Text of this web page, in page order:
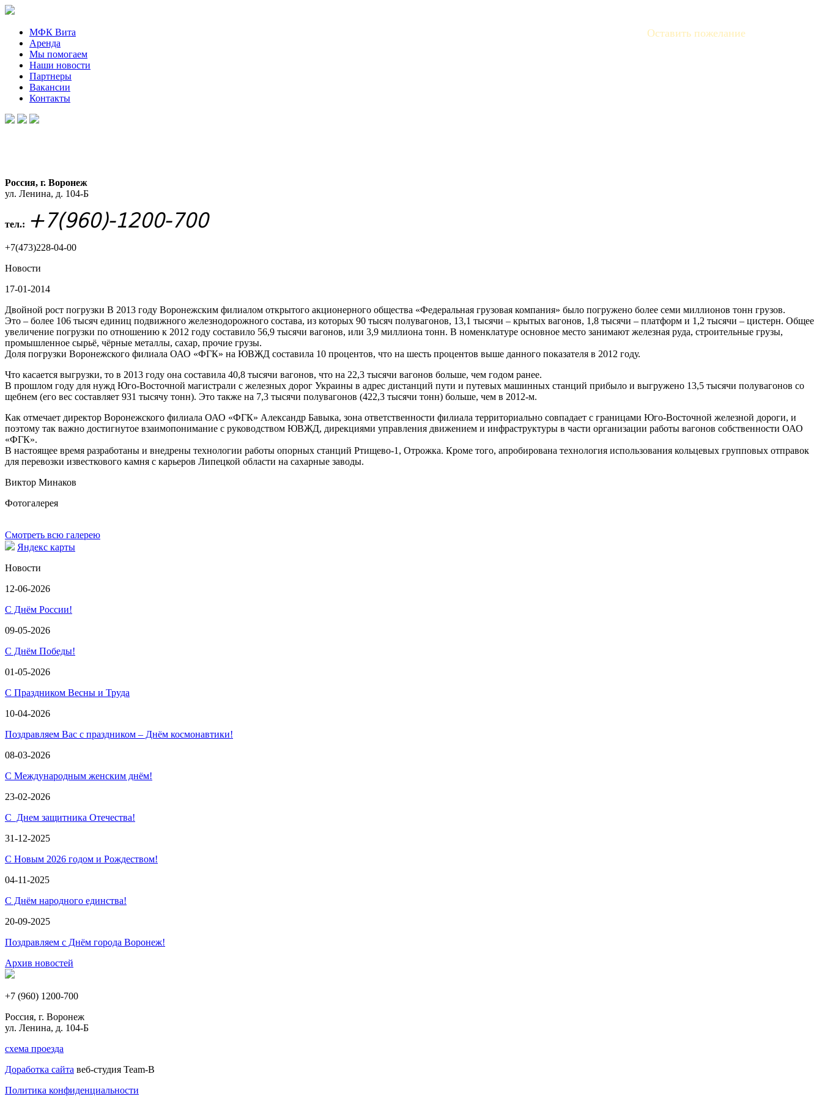
Оставить пожелание
МФК Вита
Аренда
Мы помогаем
Наши новости
Партнеры
Вакансии
Контакты
Россия, г. Воронеж
ул. Ленина, д. 104-Б
тел.: +7(960)-1200-700
+7(473)228-04-00
Новости
17-01-2014
Двойной рост погрузки В 2013 году Воронежским филиалом открытого акционерного общества «Федеральная грузовая компания» было погружено более семи миллионов тонн грузов.
Это – более 106 тысяч единиц подвижного железнодорожного состава, из которых 90 тысяч полувагонов, 13,1 тысячи – крытых вагонов, 1,8 тысячи – платформ и 1,2 тысячи – цистерн. Общее
увеличение погрузки по отношению к 2012 году составило 56,9 тысячи вагонов, или 3,9 миллиона тонн. В номенклатуре основное место занимают железная руда, строительные грузы,
промышленное сырьё, чёрные металлы, сахар, прочие грузы.
Доля погрузки Воронежского филиала ОАО «ФГК» на ЮВЖД составила 10 процентов, что на шесть процентов выше данного показателя в 2012 году.
Что касается выгрузки, то в 2013 году она составила 40,8 тысячи вагонов, что на 22,3 тысячи вагонов больше, чем годом ранее.
В прошлом году для нужд Юго-Восточной магистрали с железных дорог Украины в адрес дистанций пути и путевых машинных станций прибыло и выгружено 13,5 тысячи полувагонов со
щебнем (его вес составляет 931 тысячу тонн). Это также на 7,3 тысячи полувагонов (422,3 тысячи тонн) больше, чем в 2012-м.
Как отмечает директор Воронежского филиала ОАО «ФГК» Александр Бавыка, зона ответственности филиала территориально совпадает с границами Юго-Восточной железной дороги, и
поэтому так важно достигнутое взаимопонимание с руководством ЮВЖД, дирекциями управления движением и инфраструктуры в части организации работы вагонов собственности ОАО
«ФГК».
В настоящее время разработаны и внедрены технологии работы опорных станций Ртищево-1, Отрожка. Кроме того, апробирована технология использования кольцевых групповых отправок
для перевозки известкового камня с карьеров Липецкой области на сахарные заводы.
Виктор Минаков
Фотогалерея
Смотреть всю галерею
Яндекс карты
Новости
12-06-2026
С Днём России!
09-05-2026
С Днём Победы!
01-05-2026
С Праздником Весны и Труда
10-04-2026
Поздравляем Вас с праздником – Днём космонавтики!
08-03-2026
С Международным женским днём!
23-02-2026
С Днем защитника Отечества!
31-12-2025
С Новым 2026 годом и Рождеством!
04-11-2025
С Днём народного единства!
20-09-2025
Поздравляем с Днём города Воронеж!
Архив новостей
+7 (960) 1200-700
Россия, г. Воронеж
ул. Ленина, д. 104-Б
схема проезда
Доработка сайта веб-студия Team-B
Политика конфиденциальности